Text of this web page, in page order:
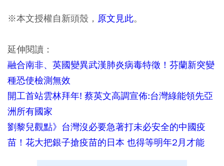
※本文授權自新頭殼， 原文見此。
延伸閱讀：
融合南非、英國變異武漢肺炎病毒特徵！芬蘭新突變
種恐使檢測無效
開工首站雲林拜年! 蔡英文高調宣佈:台灣綠能領先亞
洲所有國家
劉黎兒觀點》台灣沒必要急著打未必安全的中國疫
苗！花大把銀子搶疫苗的日本 也得等明年2月才能